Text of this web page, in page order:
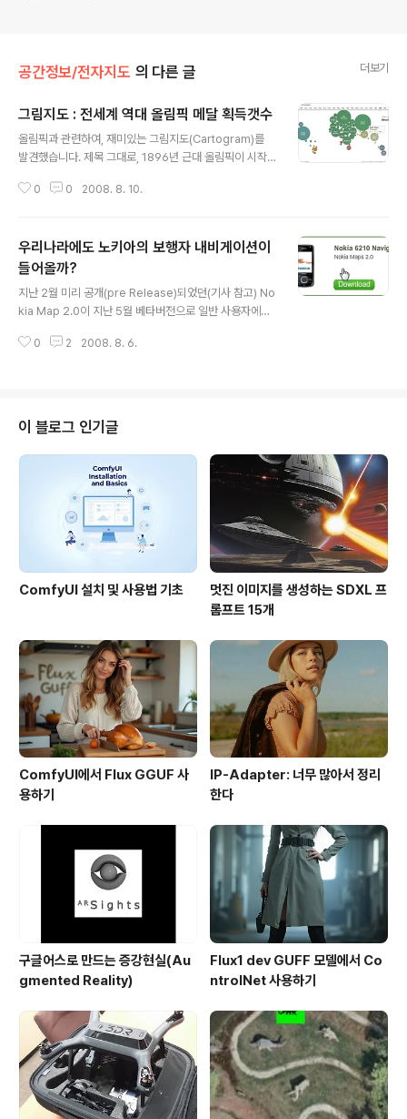
공간정보/전자지도 의 다른 글 더보기
그림지도 : 전세계 역대 올림픽 메달 획득갯수
올림픽과 관련하여, 재미있는 그림지도(Cartogram)를
발견했습니다. 제목 그대로, 1896년 근대 올림픽이 시작
지도입니다. 이 지도는 뉴욕타임즈에서 만든 것입니다. 재
획득 갯수가 나오는 대화식 지도라는 것입니다. 또한, 어떤
나라를 클릭하면 아랫부분에 상세한 메달 획득 정보를 보
실 수 있습니다. 직접 보시려면 Olympic Medal Count
Map을 클릭하시면 됩니다. 아래는 1988년 서울 올림픽
의 메달획득 상황입니다. 우리나라가 금메달 12개등 총 3
3개의 메달을 획득했음을 알 수 있습니다. 여기에서 "By R
0 0 2008. 8. 10.
우리나라에도 노키아의 보행자 내비게이션이
들어올까?
지난 2월 미리 공개(pre Release)되었던(기사 참고) No
kia Map 2.0이 지난 5월 베타버전으로 일반 사용자에게
가면 다운로드 받으실 수 있습니다. 지원되는 단말기 목록
고 하고요. 모델명으로 유추해 볼 때, 이번에 인증을 받은
제품은 `노키아 6210 내비게이터'와 폴더형 단말기인 `노
키아 6650'으로 추정된다고 하네요. 이 기사가 맞다고 하
면, 우리나라에도 보행자 내비게이션이 지원되는 "노키아
6210"을 곧 볼 수 있을 것 같습니다. Mapperz에..
0 2 2008. 8. 6.
이 블로그 인기글
ComfyUI 설치 및 사용법 기초
멋진 이미지를 생성하는 SDXL 프
롬프트 15개
ComfyUI에서 Flux GGUF 사
용하기
IP-Adapter: 너무 많아서 정리
한다
구글어스로 만드는 증강현실(Au
gmented Reality)
Flux1 dev GUFF 모델에서 Co
ntrolNet 사용하기